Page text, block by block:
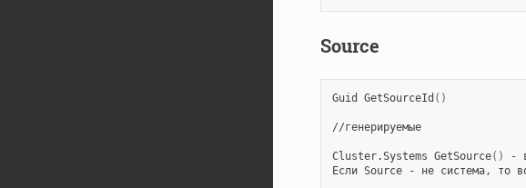
Source
Guid GetSourceId ()
//генерируемые
Cluster.Systems GetSource() -
Если Source - не система, то